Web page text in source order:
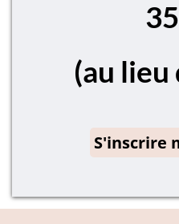
(au lieu
S'inscrire